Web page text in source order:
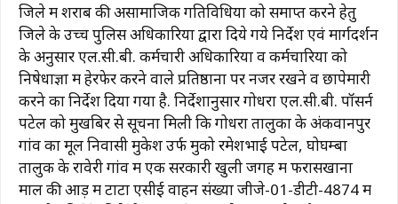
जिले में शराब की असामाजिक गतिविधियों को समाप्त करने हेतु
जिले के उच्च पुलिस अधिकारियों द्वारा दिये गये निर्देश एवं मार्गदर्शन
के अनुसार एल.सी.बी. कर्मचारी अधिकारियों व कर्मचारियों को
निषेधाज्ञा में हेरफेर करने वाले प्रतिष्ठानों पर नजर रखने व छापेमारी
करने का निर्देश दिया गया है. निर्देशानुसार गोधरा एल.सी.बी. पॉसर्न
पटेल को मुखबिर से सूचना मिली कि गोधरा तालुका के अंकवानपुर
गांव का मूल निवासी मुकेश उर्फ ​​मुको रमेशभाई पटेल, घोघम्बा
तालुक के रावेरी गांव में एक सरकारी खुली जगह में फरासखाना
माल की आड़ में टाटा एसीई वाहन संख्या जीजे-01-डीटी-4874 में